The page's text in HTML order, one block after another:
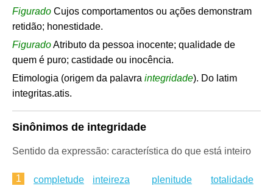
Figurado Cujos comportamentos ou ações demonstram
retidão; honestidade.
FiguradoAtributo da pessoa inocente; qualidade de
quem é puro; castidade ou inocência.
Etimologia (origem da palavra integridade). Do latim
integritas.atis.
Sinônimos de integridade
Sentido da expressão: característica do que está inteiro
1 completude inteireza plenitude totalidade